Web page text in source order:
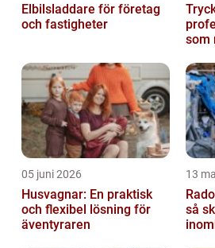
Elbilsladdare för företag
och fastigheter
som
05 juni 2026
Husvagnar: En praktisk
och flexibel lösning för
äventyraren
13
så